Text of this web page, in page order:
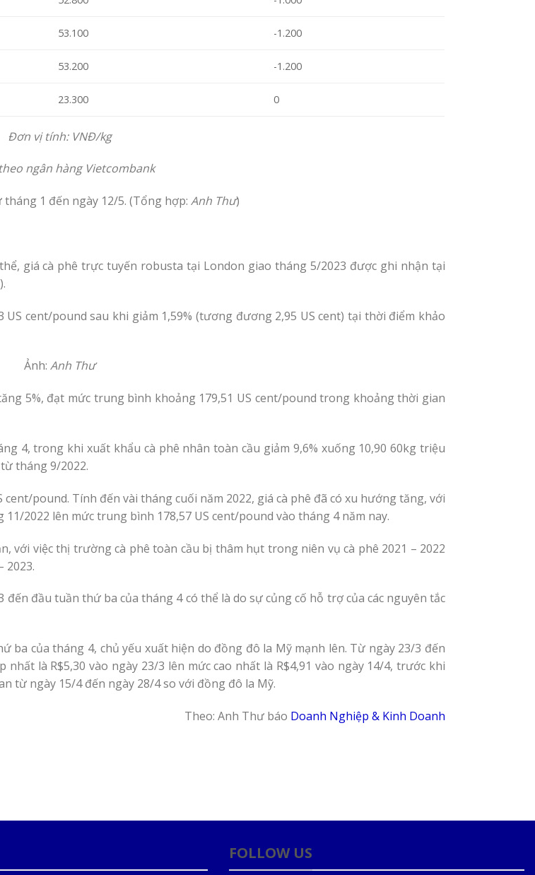
53.100 -1.200
53.200 -1.200
23.300 0
Đơn vị tính: VNĐ/kg
ngân hàng Vietcombank
tháng 1 đến ngày 12/5. (Tổng hợp:Anh Thư)
giá cà phê trực tuyến robusta tại London giao tháng 5/2023 được ghi nhận tại
cent/pound sau khi giảm 1,59% (tương đương 2,95 US cent) tại thời điểm khảo
Ảnh:Anh Thư
5%, đạt mức trung bình khoảng 179,51 US cent/pound trong khoảng thời gian
4, trong khi xuất khẩu cà phê nhân toàn cầu giảm 9,6% xuống 10,90 60kg triệu
tháng 9/2022.
pound. Tính đến vài tháng cuối năm 2022, giá cà phê đã có xu hướng tăng, với
2022 lên mức trung bình 178,57 US cent/pound vào tháng 4 năm nay.
với việc thị trường cà phê toàn cầu bị thâm hụt trong niên vụ cà phê 2021 – 2022
2023.
đầu tuần thứ ba của tháng 4 có thể là do sự củng cố hỗ trợ của các nguyên tắc
ba của tháng 4, chủ yếu xuất hiện do đồng đô la Mỹ mạnh lên. Từ ngày 23/3 đến
là R$5,30 vào ngày 23/3 lên mức cao nhất là R$4,91 vào ngày 14/4, trước khi
từ ngày 15/4 đến ngày 28/4 so với đồng đô la Mỹ.
Theo: Anh Thư báo Doanh Nghiệp & Kinh Doanh
FOLLOW US